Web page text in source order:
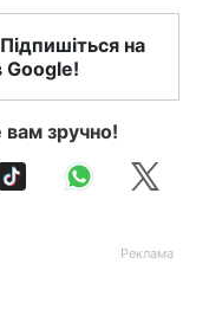
на
Google!
зручно!